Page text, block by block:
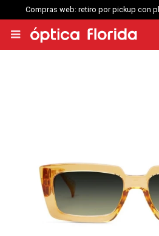
Compras web: retiro por pickup con
